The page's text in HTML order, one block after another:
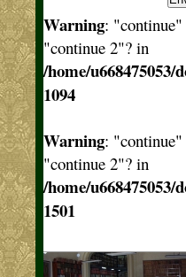
Warning:
"continue 2"? in
/home/
1094
Warning:
"continue 2"? in
/home/
1501